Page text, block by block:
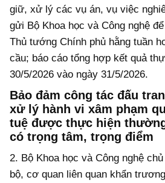
giữ, xử lý các vụ án, vụ việc
gửi Bộ Khoa học và Công nghệ
Thủ tướng Chính phủ hằng tuần
cầu; báo cáo tổng hợp kết quả
30/5/2026 vào ngày 31/5/2026.
Bảo đảm công tác đấu
xử lý hành vi xâm phạm
tuệ được thực hiện
có trọng tâm, trọng điểm
2. Bộ Khoa học và Công nghệ
bộ, cơ quan liên quan khẩn